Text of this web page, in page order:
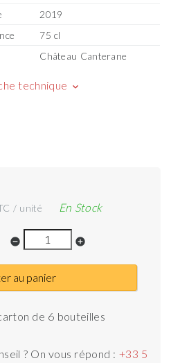
2019
75 cl
Château Canterane
technique keyboard_arrow_down
/ unité En Stock
remove_circle add_circle
au panier
de 6 bouteilles
? On vous répond : +33 5